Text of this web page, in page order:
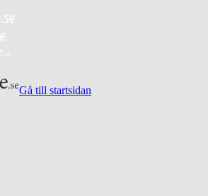
Gå till startsidan